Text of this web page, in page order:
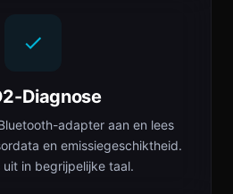
Diagnose
adapter aan en lees
en emissiegeschiktheid.
uit in begrijpelijke taal.